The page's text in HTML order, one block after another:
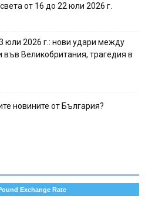
от 16 до 22 юли 2026 г.
юли 2026 г.: нови удари между
Великобритания, трагедия в
новините от България?
Exchange Rate